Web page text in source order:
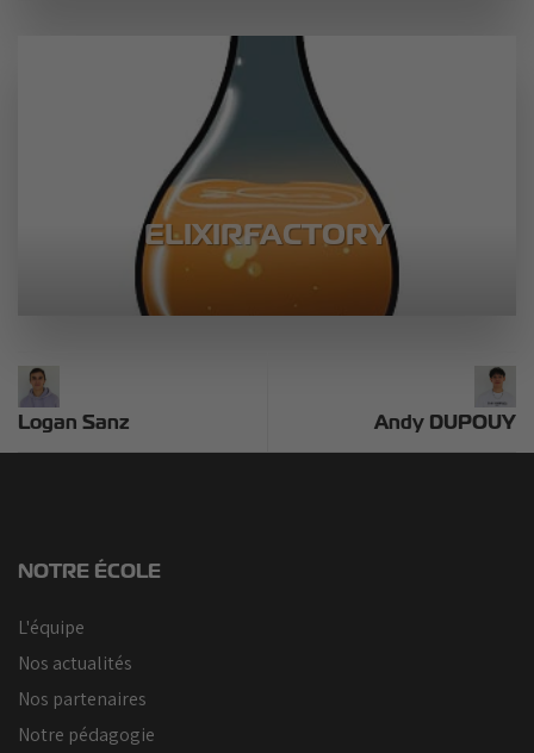
ELIXIRFACTORY
Logan Sanz Andy DUPOUY
NOTRE ÉCOLE
L'équipe
Nos actualités
Nos partenaires
Notre pédagogie